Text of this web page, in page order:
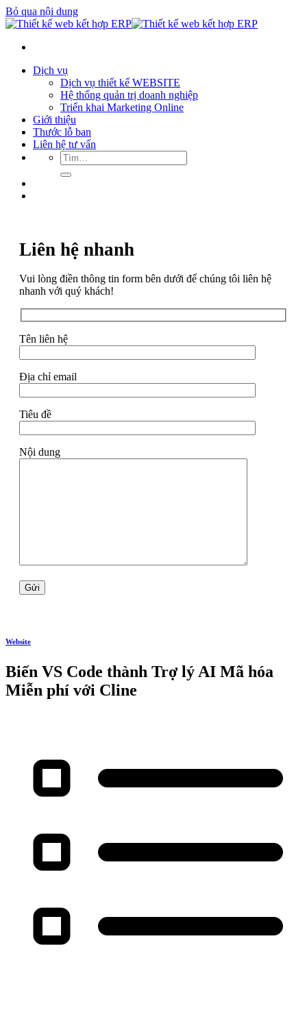
Bỏ qua nội dung
Dịch vụ
Dịch vụ thiết kế WEBSITE
Hệ thống quản trị doanh nghiệp
Triển khai Marketing Online
Giới thiệu
Thước lỗ ban
Liên hệ tư vấn
Liên hệ nhanh
Vui lòng điền thông tin form bên dưới để chúng tôi liên hệ
nhanh với quý khách!
Tên liên hệ
Địa chỉ email
Tiêu đề
Nội dung
Website
Biến VS Code thành Trợ lý AI Mã hóa
Miễn phí với Cline